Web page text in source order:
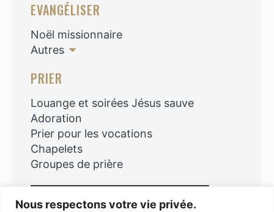
Nous respectons votre vie privée.
EVANGÉLISER
Noël missionnaire
Autres
PRIER
Louange et soirées Jésus sauve
Adoration
Prier pour les vocations
Chapelets
Groupes de prière